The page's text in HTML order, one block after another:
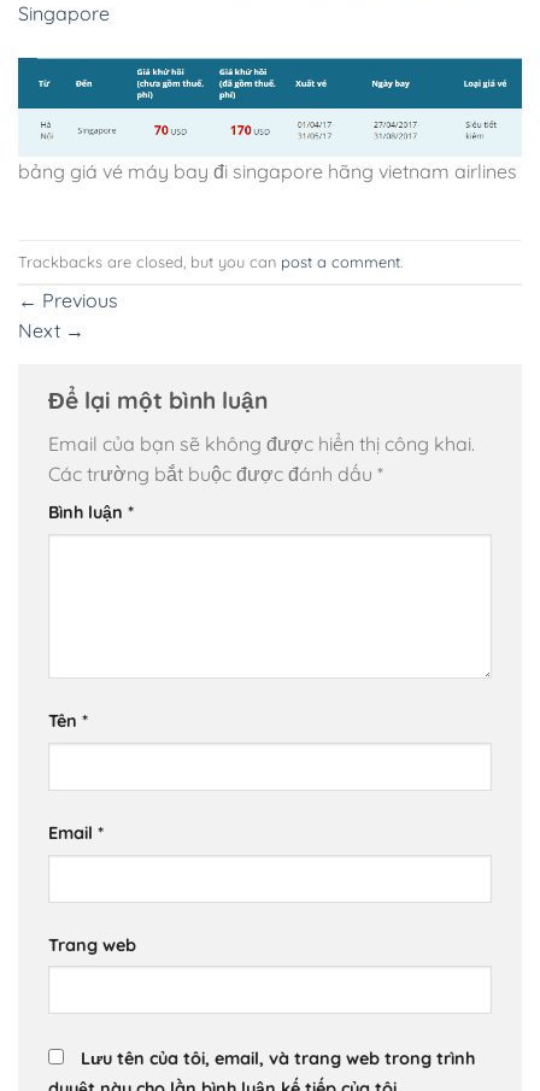
Singapore
bảng giá vé máy bay đi singapore hãng vietnam airlines
Trackbacks are closed, but you can post a comment
← Previous
Next →
Để lại một bình luận
Email của bạn sẽ không được hiển thị công khai.
Các trường bắt buộc được đánh dấu *
Bình luận *
Tên *
Email *
Trang web
Lưu tên của tôi, email, và trang web trong trình